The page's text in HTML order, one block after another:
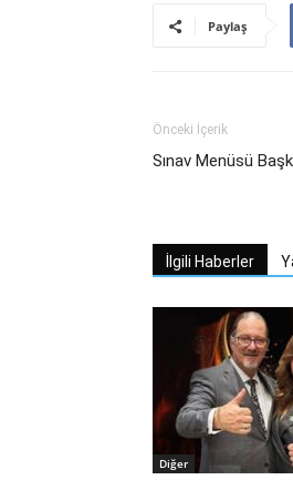
Paylaş
Önceki İçerik
Sınav Menüsü
İlgili Haberler
Diğer